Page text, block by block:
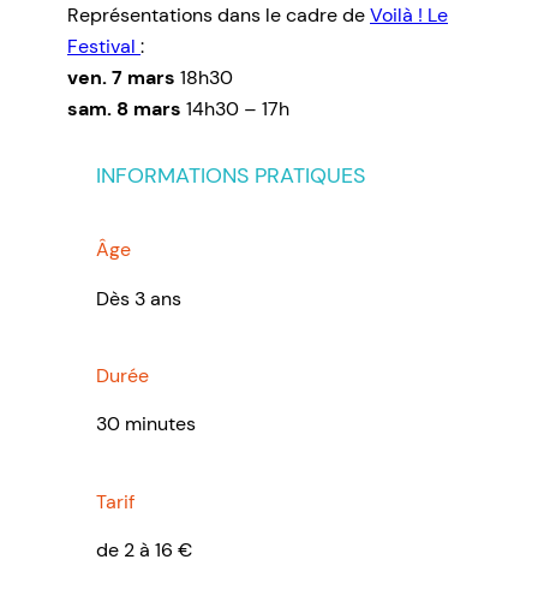
Représentations dans le cadre deVoilà ! Le
Festival :
ven. 7 mars 18h30
sam. 8 mars 14h30 – 17h
INFORMATIONS PRATIQUES
Âge
Dès 3 ans
Durée
30 minutes
Tarif
de 2 à 16 €